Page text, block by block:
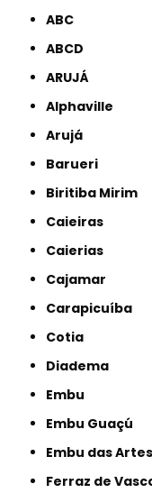
ABC
ABCD
ARUJÁ
Alphaville
Arujá
Barueri
Biritiba Mirim
Caieiras
Caierias
Cajamar
Carapicuíba
Cotia
Diadema
Embu
Embu Guaçú
Embu das Artes
Ferraz de